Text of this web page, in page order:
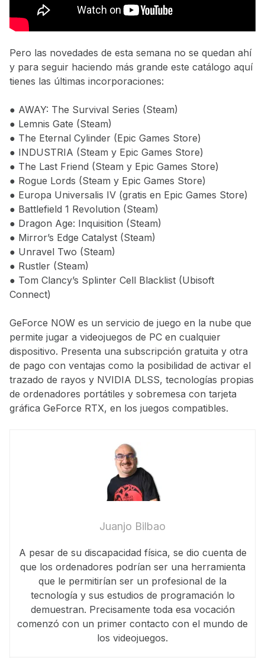
Pero las novedades de esta semana no se quedan ahí
y para seguir haciendo más grande este catálogo aquí
tienes las últimas incorporaciones:
● AWAY: The Survival Series (Steam)
● Lemnis Gate (Steam)
● The Eternal Cylinder (Epic Games Store)
● INDUSTRIA (Steam y Epic Games Store)
● The Last Friend (Steam y Epic Games Store)
● Rogue Lords (Steam y Epic Games Store)
● Europa Universalis IV (gratis en Epic Games Store)
● Battlefield 1 Revolution (Steam)
● Dragon Age: Inquisition (Steam)
● Mirror’s Edge Catalyst (Steam)
● Unravel Two (Steam)
● Rustler (Steam)
● Tom Clancy’s Splinter Cell Blacklist (Ubisoft
Connect)
GeForce NOW es un servicio de juego en la nube que
permite jugar a videojuegos de PC en cualquier
dispositivo. Presenta una subscripción gratuita y otra
de pago con ventajas como la posibilidad de activar el
trazado de rayos y NVIDIA DLSS, tecnologías propias
de ordenadores portátiles y sobremesa con tarjeta
gráfica GeForce RTX, en los juegos compatibles.
Juanjo Bilbao
A pesar de su discapacidad física, se dio cuenta de
que los ordenadores podrían ser una herramienta
que le permitirían ser un profesional de la
tecnología y sus estudios de programación lo
demuestran. Precisamente toda esa vocación
comenzó con un primer contacto con el mundo de
los videojuegos.